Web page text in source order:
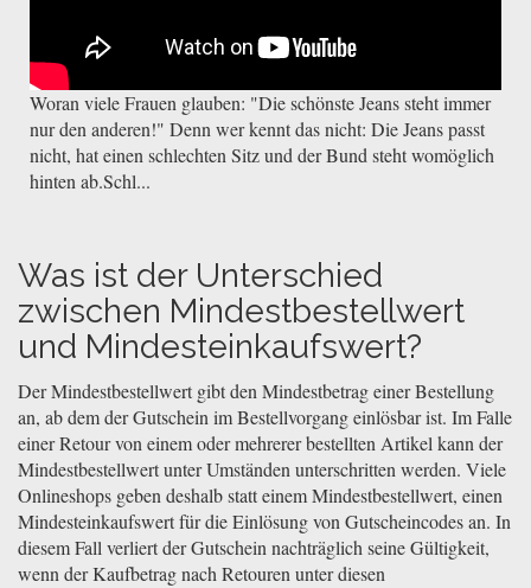
Woran viele Frauen glauben: "Die schönste Jeans steht immer
nur den anderen!" Denn wer kennt das nicht: Die Jeans passt
nicht, hat einen schlechten Sitz und der Bund steht womöglich
hinten ab.Schl...
Was ist der Unterschied
zwischen Mindestbestellwert
und Mindesteinkaufswert?
Der Mindestbestellwert gibt den Mindestbetrag einer Bestellung
an, ab dem der Gutschein im Bestellvorgang einlösbar ist. Im Falle
einer Retour von einem oder mehrerer bestellten Artikel kann der
Mindestbestellwert unter Umständen unterschritten werden. Viele
Onlineshops geben deshalb statt einem Mindestbestellwert, einen
Mindesteinkaufswert für die Einlösung von Gutscheincodes an. In
diesem Fall verliert der Gutschein nachträglich seine Gültigkeit,
wenn der Kaufbetrag nach Retouren unter diesen